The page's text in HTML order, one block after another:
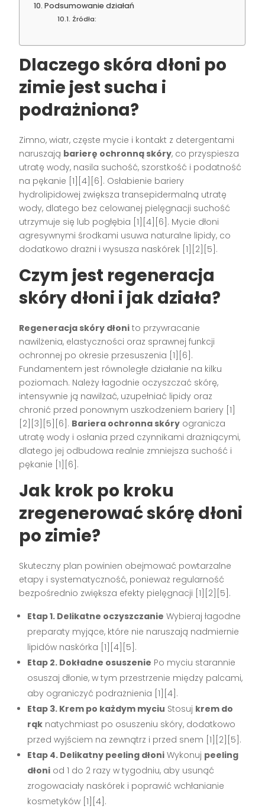
Podsumowanie działań
Źródła:
Dlaczego skóra dłoni po
zimie jest sucha i
podrażniona?
Zimno, wiatr, częste mycie i kontakt z detergentami
naruszają barierę ochronną skóry, co przyspiesza
utratę wody, nasila suchość, szorstkość i podatność
na pękanie [1][4][6]. Osłabienie bariery
hydrolipidowej zwiększa transepidermalną utratę
wody, dlatego bez celowanej pielęgnacji suchość
utrzymuje się lub pogłębia [1][4][6]. Mycie dłoni
agresywnymi środkami usuwa naturalne lipidy, co
dodatkowo drażni i wysusza naskórek [1][2][5].
Czym jest regeneracja
skóry dłoni i jak działa?
Regeneracja skóry dłoni to przywracanie
nawilżenia, elastyczności oraz sprawnej funkcji
ochronnej po okresie przesuszenia [1][6].
Fundamentem jest równoległe działanie na kilku
poziomach. Należy łagodnie oczyszczać skórę,
intensywnie ją nawilżać, uzupełniać lipidy oraz
chronić przed ponownym uszkodzeniem bariery [1]
[2][3][5][6]. Bariera ochronna skóry ogranicza
utratę wody i osłania przed czynnikami drażniącymi,
dlatego jej odbudowa realnie zmniejsza suchość i
pękanie [1][6].
Jak krok po kroku
zregenerować skórę dłoni
po zimie?
Skuteczny plan powinien obejmować powtarzalne
etapy i systematyczność, ponieważ regularność
bezpośrednio zwiększa efekty pielęgnacji [1][2][5].
Etap 1. Delikatne oczyszczanie Wybieraj łagodne
preparaty myjące, które nie naruszają nadmiernie
lipidów naskórka [1][4][5].
Etap 2. Dokładne osuszenie Po myciu starannie
osuszaj dłonie, w tym przestrzenie między palcami,
aby ograniczyć podrażnienia [1][4].
Etap 3. Krem po każdym myciu Stosuj krem do
rąk natychmiast po osuszeniu skóry, dodatkowo
przed wyjściem na zewnątrz i przed snem [1][2][5].
Etap 4. Delikatny peeling dłoni Wykonuj peeling
dłoni od 1 do 2 razy w tygodniu, aby usunąć
zrogowaciały naskórek i poprawić wchłanianie
kosmetyków [1][4].